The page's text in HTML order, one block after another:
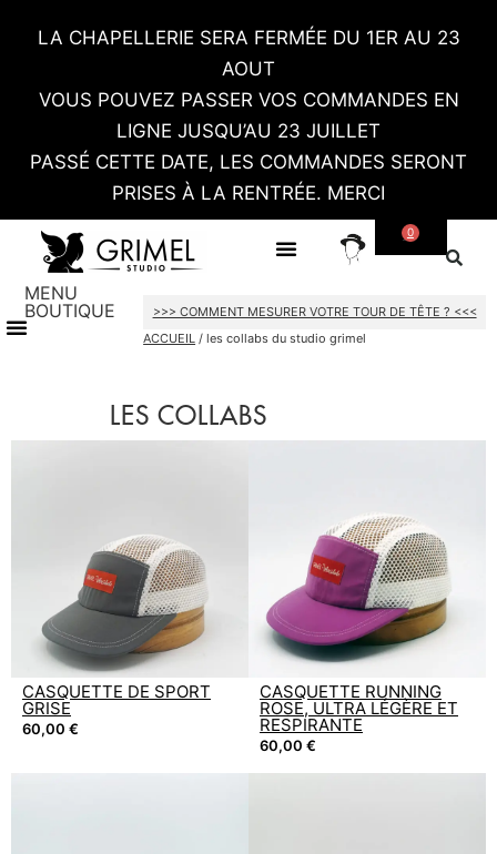
LA CHAPELLERIE SERA FERMÉE DU 1ER AU 23
AOUT
VOUS POUVEZ PASSER VOS COMMANDES EN
LIGNE JUSQU’AU 23 JUILLET
PASSÉ CETTE DATE, LES COMMANDES SERONT
PRISES À LA RENTRÉE. MERCI
0
MENU
BOUTIQUE
>>> COMMENT MESURER VOTRE TOUR DE TÊTE ? <<<
ACCUEIL / les collabs du studio grimel
LES COLLABS
CASQUETTE DE SPORT
GRISE
60,00 €
CASQUETTE RUNNING
ROSE, ULTRA LÉGÈRE ET
RESPIRANTE
60,00 €